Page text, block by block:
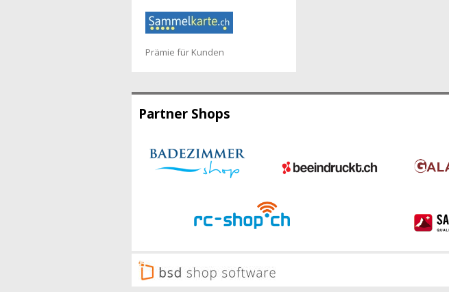
Prämie für Kunden
Partner Shops